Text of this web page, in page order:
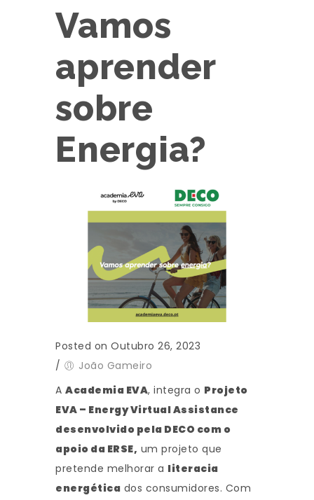
Vamos
aprender
sobre
Energia?
Posted on Outubro 26, 2023
/
João Gameiro
A Academia EVA, integra o Projeto
EVA – Energy Virtual Assistance
desenvolvido pela DECO com o
apoio da ERSE, um projeto que
pretende melhorar a literacia
energética dos consumidores. Com